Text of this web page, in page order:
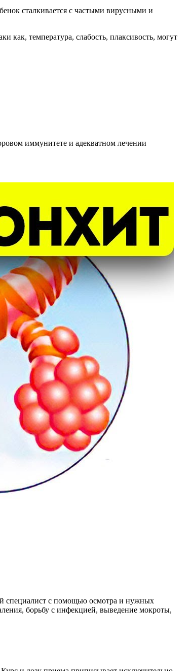
сталкивается с частыми вирусными и
как, температура, слабость, плаксивость, могут
иммунитете и адекватном лечении
специалист с помощью осмотра и нужных
борьбу с инфекцией, выведение мокроты,